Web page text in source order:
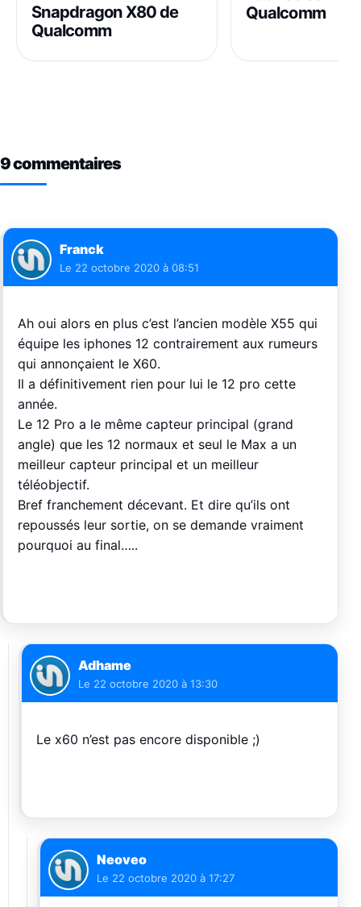
Snapdragon X80 de
Qualcomm
Qualcomm
9 commentaires
Franck
Le 22 octobre 2020 à 08:51
Ah oui alors en plus c’est l’ancien modèle X55 qui
équipe les iphones 12 contrairement aux rumeurs
qui annonçaient le X60.
Il a définitivement rien pour lui le 12 pro cette
année.
Le 12 Pro a le même capteur principal (grand
angle) que les 12 normaux et seul le Max a un
meilleur capteur principal et un meilleur
téléobjectif.
Bref franchement décevant. Et dire qu’ils ont
repoussés leur sortie, on se demande vraiment
pourquoi au final…..
Adhame
Le 22 octobre 2020 à 13:30
Le x60 n’est pas encore disponible ;)
Neoveo
Le 22 octobre 2020 à 17:27